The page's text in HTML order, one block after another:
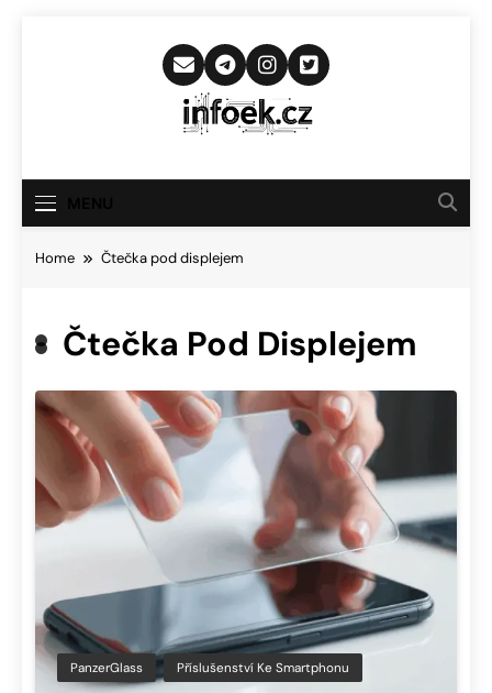
Infoek.cz
Novinkám
Home Čtečka pod displejem
Čtečka Pod Displejem
PanzerGlass Příslušenství Ke Smartphonu